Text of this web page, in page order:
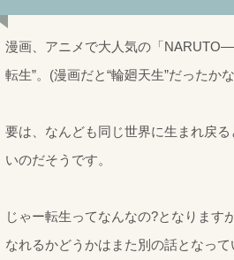
漫画、アニメで大人気の「
転生”。(漫画だと“輪廻天生”だったか
要は、なんども同じ世界に生まれ戻
いのだそうです。
じゃー転生ってなんなの?となります
なれるかどうかはまた別の話となっ